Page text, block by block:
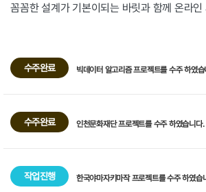
꼼꼼한 설계가 기본이되는 바릿과 함께 온라
수주완료 빅데이터 알고리즘 프로젝트를 수주 하였습
수주완료 인천문화재단 프로젝트를 수주 하였습니다.
작업진행 한국야마자키마작 프로젝트를 수주 하였습